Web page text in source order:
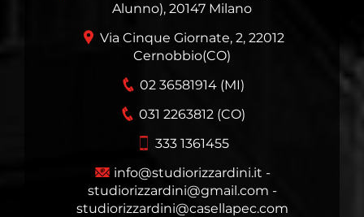
Alunno), 20147 Milano
Via Cinque Giornate, 2, 22012
Cernobbio(CO)
02 36581914 (MI)
031 2263812 (CO)
333 1361455
info@studiorizzardini.it -
studiorizzardini@gmail.com -
studiorizzardini@casellapec.com